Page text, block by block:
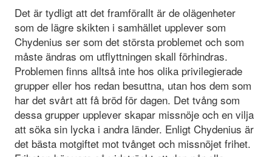
Det är tydligt att det framförallt är de olägenheter
som de lägre skikten i samhället upplever som
Chydenius ser som det största problemet och som
måste ändras om utflyttningen skall förhindras.
Problemen finns alltså inte hos olika privilegierade
grupper eller hos redan besuttna, utan hos dem som
har det svårt att få bröd för dagen. Det tvång som
dessa grupper upplever skapar missnöje och en vilja
att söka sin lycka i andra länder. Enligt Chydenius är
det bästa motgiftet mot tvånget och missnöjet frihet.